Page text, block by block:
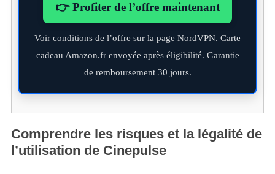
👉 Profiter de l’offre maintenant
Voir conditions de l’offre sur la page NordVPN. Carte
cadeau Amazon.fr envoyée après éligibilité. Garantie
de remboursement 30 jours.
Comprendre les risques et la légalité de
l’utilisation de Cinepulse